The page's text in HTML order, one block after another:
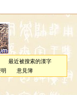
最近被搜索的漢字
意見簿